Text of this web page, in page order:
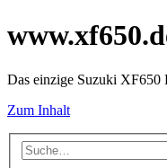
Das einzige Suzuki XF650
Zum Inhalt